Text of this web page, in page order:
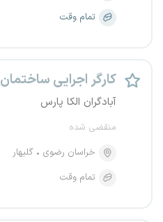
تمام وقت
کارگر اجرایی ساختمان
آبادگران الکا پارس
منقضی شده
خراسان رضوی
گلبهار
تمام وقت